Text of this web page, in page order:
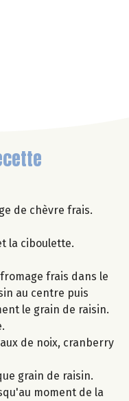
de chèvre frais.
la ciboulette.
frais dans le
au centre puis
le grain de raisin.
de noix, cranberry
grain de raisin.
moment de la